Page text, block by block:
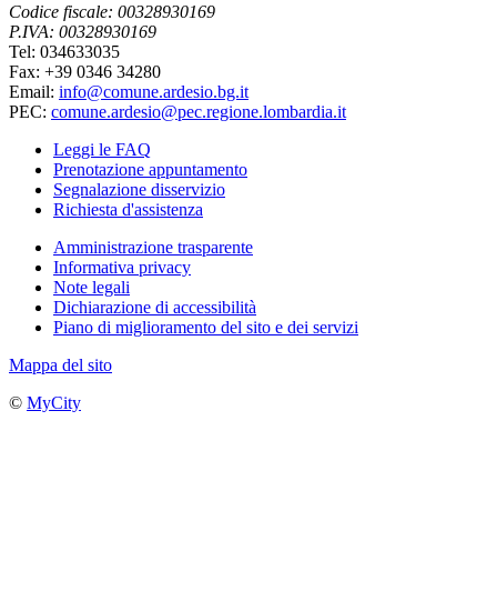
Codice fiscale: 00328930169
P.IVA: 00328930169
Tel: 034633035
Fax: +39 0346 34280
Email: info@comune.ardesio.bg.it
PEC: comune.ardesio@pec.regione.lombardia.it
Leggi le FAQ
Prenotazione appuntamento
Segnalazione disservizio
Richiesta d'assistenza
Amministrazione trasparente
Informativa privacy
Note legali
Dichiarazione di accessibilità
Piano di miglioramento del sito e dei servizi
Mappa del sito
© MyCity